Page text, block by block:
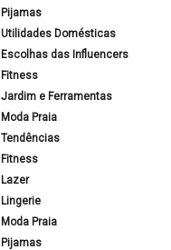
Pijamas
Utilidades Domésticas
Escolhas das Influencers
Fitness
Jardim e Ferramentas
Moda Praia
Tendências
Fitness
Lazer
Lingerie
Moda Praia
Pijamas